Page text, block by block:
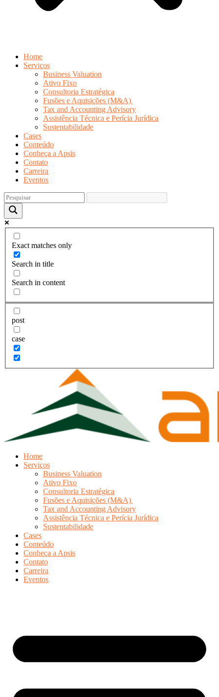
Home
Serviços
Business Valuation
Ativo Fixo
Consultoria Estratégica
Fusões e Aquisições (M&A)
Tax and Accounting Advisory
Assistência Técnica e Perícia Jurídica
Sustentabilidade
Cases
Conteúdo
Conheça a Apsis
Contato
Carreira
Eventos
Exact matches only
Search in title
Search in content
post
case
Home
Serviços
Business Valuation
Ativo Fixo
Consultoria Estratégica
Fusões e Aquisições (M&A)
Tax and Accounting Advisory
Assistência Técnica e Perícia Jurídica
Sustentabilidade
Cases
Conteúdo
Conheça a Apsis
Contato
Carreira
Eventos